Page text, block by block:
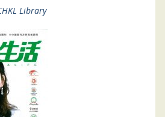
Library